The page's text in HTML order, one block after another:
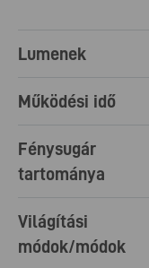
Lumenek
Működési idő
Fénysugár
tartománya
Világítási
módok/módok